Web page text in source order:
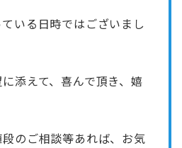
いる日時ではございまし
添えて、喜んで頂き、嬉
のご相談等あれば、お気